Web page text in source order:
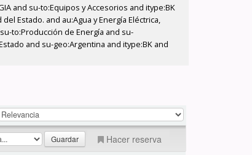
and su-to:Equipos y Accesorios and itype:BK
Estado. and au:Agua y Energía Eléctrica,
to:Producción de Energía and su-
and su-geo:Argentina and itype:BK and
Hacer reserva